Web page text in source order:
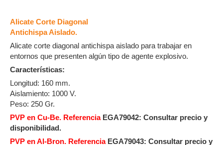
Alicate Corte Diagonal
Antichispa Aislado.
Alicate corte diagonal antichispa aislado para trabajar en
entornos que presenten algún tipo de agente explosivo.
Características:
Longitud: 160 mm.
Aislamiento: 1000 V.
Peso: 250 Gr.
PVP en Cu-Be. ReferenciaEGA79042: Consultar precio y
disponibilidad.
PVP en Al-Bron. ReferenciaEGA79043: Consultar precio y